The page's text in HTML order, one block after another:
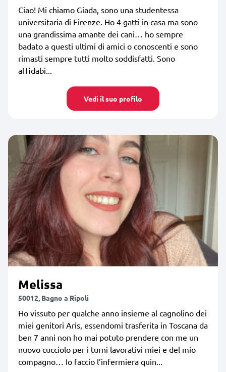
Ciao! Mi chiamo Giada, sono una studentessa
universitaria di Firenze. Ho 4 gatti in casa ma sono
una grandissima amante dei cani… ho sempre
badato a questi ultimi di amici o conoscenti e sono
rimasti sempre tutti molto soddisfatti. Sono
affidabi...
Vedi il suo profilo
Melissa
50012, Bagno a Ripoli
Ho vissuto per qualche anno insieme al cagnolino dei
miei genitori Aris, essendomi trasferita in Toscana da
ben 7 anni non ho mai potuto prendere con me un
nuovo cucciolo per i turni lavorativi miei e del mio
compagno… Io faccio l’infermiera quin...